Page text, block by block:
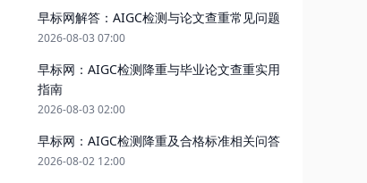
早标网解答：AIGC检测与论文查重常见问题
2026-08-03 07:00
早标网：AIGC检测降重与毕业论文查重实用
指南
2026-08-03 02:00
早标网：AIGC检测降重及合格标准相关问答
2026-08-02 12:00